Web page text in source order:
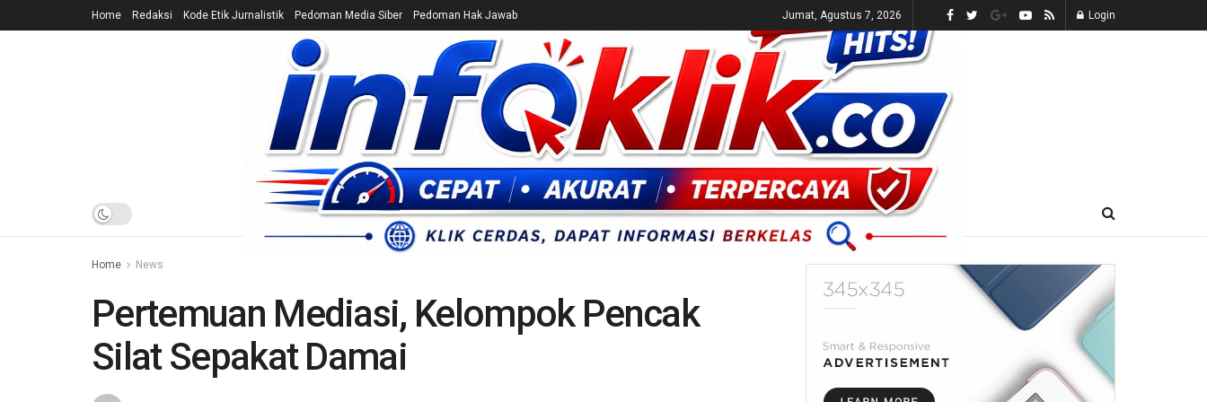
Home Redaksi Kode Etik Jurnalistik Pedoman Media Siber Pedoman Hak Jawab Jumat, Agustus 7, 2026 Login
HOME NEWS CEK FAKTA ENTERTAINMENT BREAKING NEWS UMUM E-KORAN LIVE TV
Home News
Pertemuan Mediasi, Kelompok Pencak
Silat Sepakat Damai